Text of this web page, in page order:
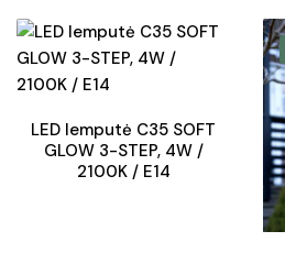
was:
€67.90.
is:
€39.90.
LED lemputė C35 SOFT
GLOW 3-STEP, 4W /
2100K / E14